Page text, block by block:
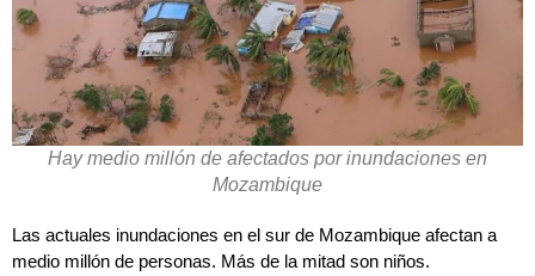
Hay medio millón de afectados por inundaciones en
Mozambique
Las actuales inundaciones en el sur de Mozambique afectan a
medio millón de personas. Más de la mitad son niños.